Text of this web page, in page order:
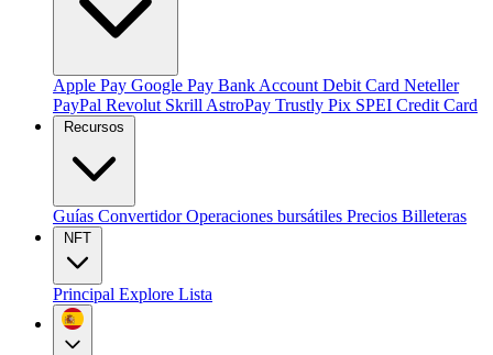
Apple Pay Google Pay Bank Account Debit Card Neteller
PayPal Revolut Skrill AstroPay Trustly Pix SPEI Credit Card
Recursos
Guías ConvertidorOperaciones bursátiles Precios Billeteras
NFT
Principal Explore Lista